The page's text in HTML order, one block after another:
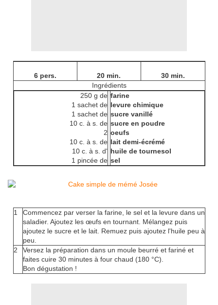
6 pers. 20 min.
30 min.
Ingrédients
250 g de
1 sachet de
1 sachet de
10 c. à s. de
2
10 c. à s. de
10 c. à s. d'
1 pincée de
farine
levure chimique
sucre vanillé
sucre en poudre
oeufs
lait demi-écrémé
huile de tournesol
sel
1
Commencez par verser la farine, le sel et la levure dans un
saladier. Ajoutez les œufs en tournant. Mélangez puis
ajoutez le sucre et le lait. Remuez puis ajoutez l'huile peu à
peu.
2
Versez la préparation dans un moule beurré et fariné et
faites cuire 30 minutes à four chaud (180 °C).
Bon dégustation !